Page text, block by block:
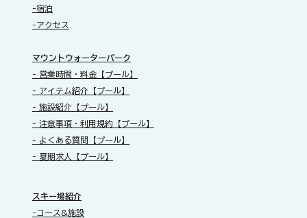
-宿泊
-アクセス
​マウントウォーターパーク
- 営業時間・料金【プール】
- アイテム紹介【プール】
- 施設紹介【プール】
- 注意事項・利用規約【プール】
- よくある質問【プール】
- 夏期求人【プール】
スキー場紹介
-コース&施設